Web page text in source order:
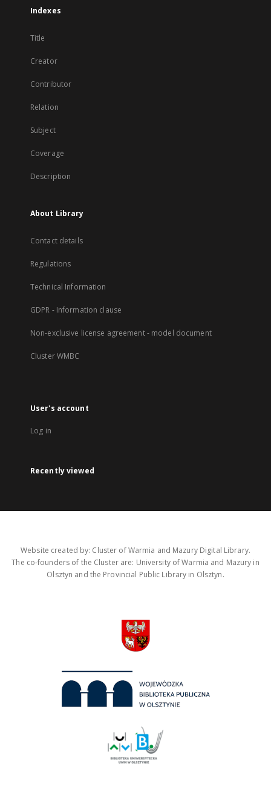
Indexes
Title
Creator
Contributor
Relation
Subject
Coverage
Description
About Library
Contact details
Regulations
Technical Information
GDPR - Information clause
Non-exclusive license agreement - model document
Cluster WMBC
User's account
Log in
Recently viewed
Website created by: Cluster of Warmia and Mazury Digital Library.
The co-founders of the Cluster are: University of Warmia and Mazury in
Olsztyn and the Provincial Public Library in Olsztyn.